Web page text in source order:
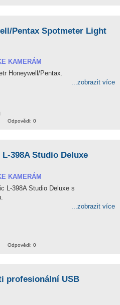
Pentax Spotmeter Light
KAMERÁM
Honeywell/Pentax.
...zobrazit více
Odpovědi: 0
398A Studio Deluxe
KAMERÁM
L-398A Studio Deluxe s
...zobrazit více
Odpovědi: 0
profesionální USB